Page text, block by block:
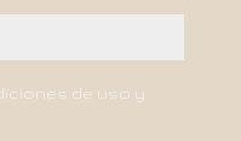
de uso y